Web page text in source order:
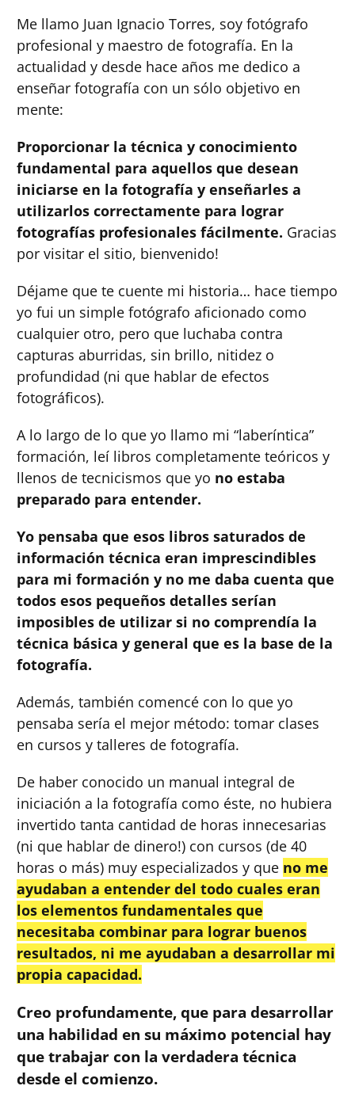
Me llamo Juan Ignacio Torres, soy fotógrafo
profesional y maestro de fotografía. En la
actualidad y desde hace años me dedico a
enseñar fotografía con un sólo objetivo en
mente:
Proporcionar la técnica y conocimiento
fundamental para aquellos que desean
iniciarse en la fotografía y enseñarles a
utilizarlos correctamente para lograr
fotografías profesionales fácilmente. Gracias
por visitar el sitio, bienvenido!
Déjame que te cuente mi historia… hace tiempo
yo fui un simple fotógrafo aficionado como
cualquier otro, pero que luchaba contra
capturas aburridas, sin brillo, nitidez o
profundidad (ni que hablar de efectos
fotográficos).
A lo largo de lo que yo llamo mi “laberíntica”
formación, leí libros completamente teóricos y
llenos de tecnicismos que yo no estaba
preparado para entender.
Yo pensaba que esos libros saturados de
información técnica eran imprescindibles
para mi formación y no me daba cuenta que
todos esos pequeños detalles serían
imposibles de utilizar si no comprendía la
técnica básica y general que es la base de la
fotografía.
Además, también comencé con lo que yo
pensaba sería el mejor método: tomar clases
en cursos y talleres de fotografía.
De haber conocido un manual integral de
iniciación a la fotografía como éste, no hubiera
invertido tanta cantidad de horas innecesarias
(ni que hablar de dinero!) con cursos (de 40
horas o más) muy especializados y que no me
ayudaban a entender del todo cuales eran
los elementos fundamentales que
necesitaba combinar para lograr buenos
resultados, ni me ayudaban a desarrollar mi
propia capacidad.
Creo profundamente, que para desarrollar
una habilidad en su máximo potencial hay
que trabajar con la verdadera técnica
desde el comienzo.